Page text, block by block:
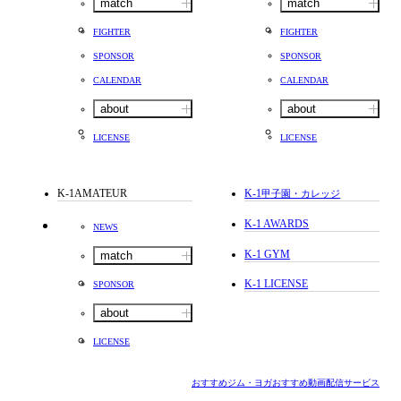
match
FIGHTER
SPONSOR
CALENDAR
about
LICENSE
match
FIGHTER
SPONSOR
CALENDAR
about
LICENSE
K-1AMATEUR
NEWS
match
SPONSOR
about
LICENSE
K-1甲子園・カレッジ
K-1 AWARDS
K-1 GYM
K-1 LICENSE
おすすめジム・ヨガおすすめ動画配信サービス